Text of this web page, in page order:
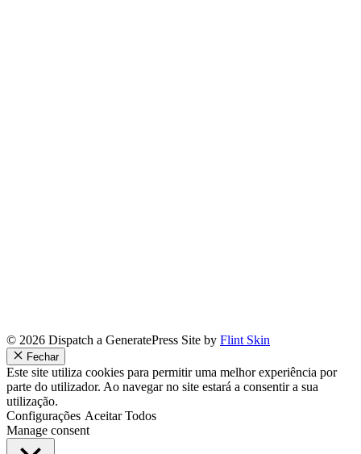
© 2026 Dispatch a GeneratePress Site by Flint Skin
Fechar
Este site utiliza cookies para permitir uma melhor experiência por
parte do utilizador. Ao navegar no site estará a consentir a sua
utilização.
Configurações Aceitar Todos
Manage consent